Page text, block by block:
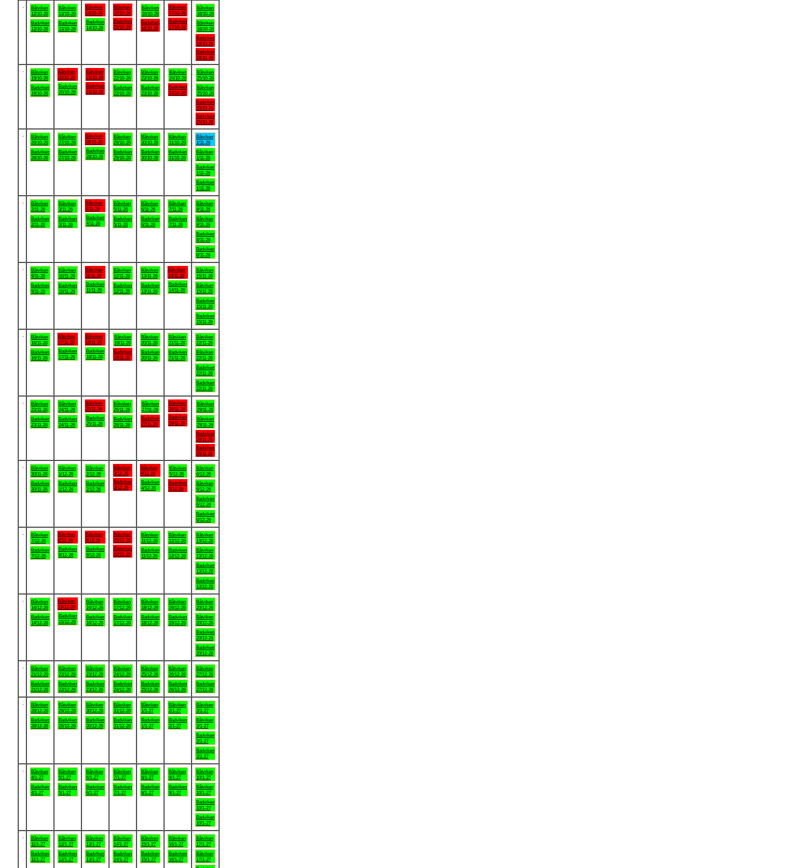
Båtviken
12/10-26
Badviken
12/10-26
Båtviken
13/10-26
Badviken
13/10-26
Båtviken
14/10-26
Badviken
14/10-26
Båtviken
15/10-26
Badviken
15/10-26
Båtviken
16/10-26
Badviken
16/10-26
Båtviken
17/10-26
Badviken
17/10-26
Båtviken
18/10-26
Båtviken
18/10-26
Badviken
18/10-26
Badviken
18/10-26
Båtviken
19/10-26
Badviken
19/10-26
Båtviken
20/10-26
Badviken
20/10-26
Båtviken
21/10-26
Badviken
21/10-26
Båtviken
22/10-26
Badviken
22/10-26
Båtviken
23/10-26
Badviken
23/10-26
Båtviken
24/10-26
Badviken
24/10-26
Båtviken
25/10-26
Båtviken
25/10-26
Badviken
25/10-26
Badviken
25/10-26
Båtviken
26/10-26
Badviken
26/10-26
Båtviken
27/10-26
Badviken
27/10-26
Båtviken
28/10-26
Badviken
28/10-26
Båtviken
29/10-26
Badviken
29/10-26
Båtviken
30/10-26
Badviken
30/10-26
Båtviken
31/10-26
Badviken
31/10-26
Båtviken
1/11-26
Båtviken
1/11-26
Badviken
1/11-26
Badviken
1/11-26
Båtviken
2/11-26
Badviken
2/11-26
Båtviken
3/11-26
Badviken
3/11-26
Båtviken
4/11-26
Badviken
4/11-26
Båtviken
5/11-26
Badviken
5/11-26
Båtviken
6/11-26
Badviken
6/11-26
Båtviken
7/11-26
Badviken
7/11-26
Båtviken
8/11-26
Båtviken
8/11-26
Badviken
8/11-26
Badviken
8/11-26
Båtviken
9/11-26
Badviken
9/11-26
Båtviken
10/11-26
Badviken
10/11-26
Båtviken
11/11-26
Badviken
11/11-26
Båtviken
12/11-26
Badviken
12/11-26
Båtviken
13/11-26
Badviken
13/11-26
Båtviken
14/11-26
Badviken
14/11-26
Båtviken
15/11-26
Båtviken
15/11-26
Badviken
15/11-26
Badviken
15/11-26
Båtviken
16/11-26
Badviken
16/11-26
Båtviken
17/11-26
Badviken
17/11-26
Båtviken
18/11-26
Badviken
18/11-26
Båtviken
19/11-26
Badviken
19/11-26
Båtviken
20/11-26
Badviken
20/11-26
Båtviken
21/11-26
Badviken
21/11-26
Båtviken
22/11-26
Båtviken
22/11-26
Badviken
22/11-26
Badviken
22/11-26
Båtviken
23/11-26
Badviken
23/11-26
Båtviken
24/11-26
Badviken
24/11-26
Båtviken
25/11-26
Badviken
25/11-26
Båtviken
26/11-26
Badviken
26/11-26
Båtviken
27/11-26
Badviken
27/11-26
Båtviken
28/11-26
Badviken
28/11-26
Båtviken
29/11-26
Båtviken
29/11-26
Badviken
29/11-26
Badviken
29/11-26
Båtviken
30/11-26
Badviken
30/11-26
Båtviken
1/12-26
Badviken
1/12-26
Båtviken
2/12-26
Badviken
2/12-26
Båtviken
3/12-26
Badviken
3/12-26
Båtviken
4/12-26
Badviken
4/12-26
Båtviken
5/12-26
Badviken
5/12-26
Båtviken
6/12-26
Båtviken
6/12-26
Badviken
6/12-26
Badviken
6/12-26
Båtviken
7/12-26
Badviken
7/12-26
Båtviken
8/12-26
Badviken
8/12-26
Båtviken
9/12-26
Badviken
9/12-26
Båtviken
10/12-26
Badviken
10/12-26
Båtviken
11/12-26
Badviken
11/12-26
Båtviken
12/12-26
Badviken
12/12-26
Båtviken
13/12-26
Båtviken
13/12-26
Badviken
13/12-26
Badviken
13/12-26
Båtviken
14/12-26
Badviken
14/12-26
Båtviken
15/12-26
Badviken
15/12-26
Båtviken
16/12-26
Badviken
16/12-26
Båtviken
17/12-26
Badviken
17/12-26
Båtviken
18/12-26
Badviken
18/12-26
Båtviken
19/12-26
Badviken
19/12-26
Båtviken
20/12-26
Båtviken
20/12-26
Badviken
20/12-26
Badviken
20/12-26
Båtviken
21/12-26
Badviken
21/12-26
Båtviken
22/12-26
Badviken
22/12-26
Båtviken
23/12-26
Badviken
23/12-26
Båtviken
24/12-26
Badviken
24/12-26
Båtviken
25/12-26
Badviken
25/12-26
Båtviken
26/12-26
Badviken
26/12-26
Båtviken
27/12-26
Badviken
27/12-26
Båtviken
28/12-26
Badviken
28/12-26
Båtviken
29/12-26
Badviken
29/12-26
Båtviken
30/12-26
Badviken
30/12-26
Båtviken
31/12-26
Badviken
31/12-26
Båtviken
1/1-27
Badviken
1/1-27
Båtviken
2/1-27
Badviken
2/1-27
Båtviken
3/1-27
Båtviken
3/1-27
Badviken
3/1-27
Badviken
3/1-27
Båtviken
4/1-27
Badviken
4/1-27
Båtviken
5/1-27
Badviken
5/1-27
Båtviken
6/1-27
Badviken
6/1-27
Båtviken
7/1-27
Badviken
7/1-27
Båtviken
8/1-27
Badviken
8/1-27
Båtviken
9/1-27
Badviken
9/1-27
Båtviken
10/1-27
Båtviken
10/1-27
Badviken
10/1-27
Badviken
10/1-27
Båtviken
11/1-27
Badviken
11/1-27
Båtviken
12/1-27
Badviken
12/1-27
Båtviken
13/1-27
Badviken
13/1-27
Båtviken
14/1-27
Badviken
14/1-27
Båtviken
15/1-27
Badviken
15/1-27
Båtviken
16/1-27
Badviken
16/1-27
Båtviken
17/1-27
Båtviken
17/1-27